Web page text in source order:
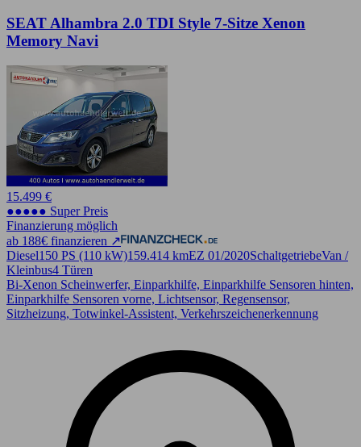
SEAT Alhambra 2.0 TDI Style 7-Sitze Xenon
Memory Navi
15.499 €
●●●●● Super Preis
Finanzierung möglich
ab 188€ finanzieren ↗
Diesel150 PS (110 kW)159.414 kmEZ 01/2020SchaltgetriebeVan /
Kleinbus4 Türen
Bi-Xenon Scheinwerfer, Einparkhilfe, Einparkhilfe Sensoren hinten,
Einparkhilfe Sensoren vorne, Lichtsensor, Regensensor,
Sitzheizung, Totwinkel-Assistent, Verkehrszeichenerkennung